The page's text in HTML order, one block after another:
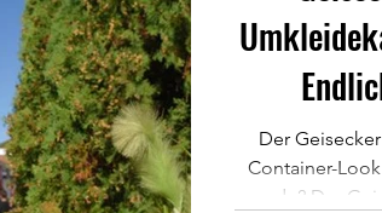
Der
Container-
gerade? Der